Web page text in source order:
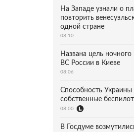
На Западе узнали о
повторить
одной стране
08:10
Названа цель ночного
ВС России в Киеве
08:06
Способность Украины
собственные
08:00
В Госдуме